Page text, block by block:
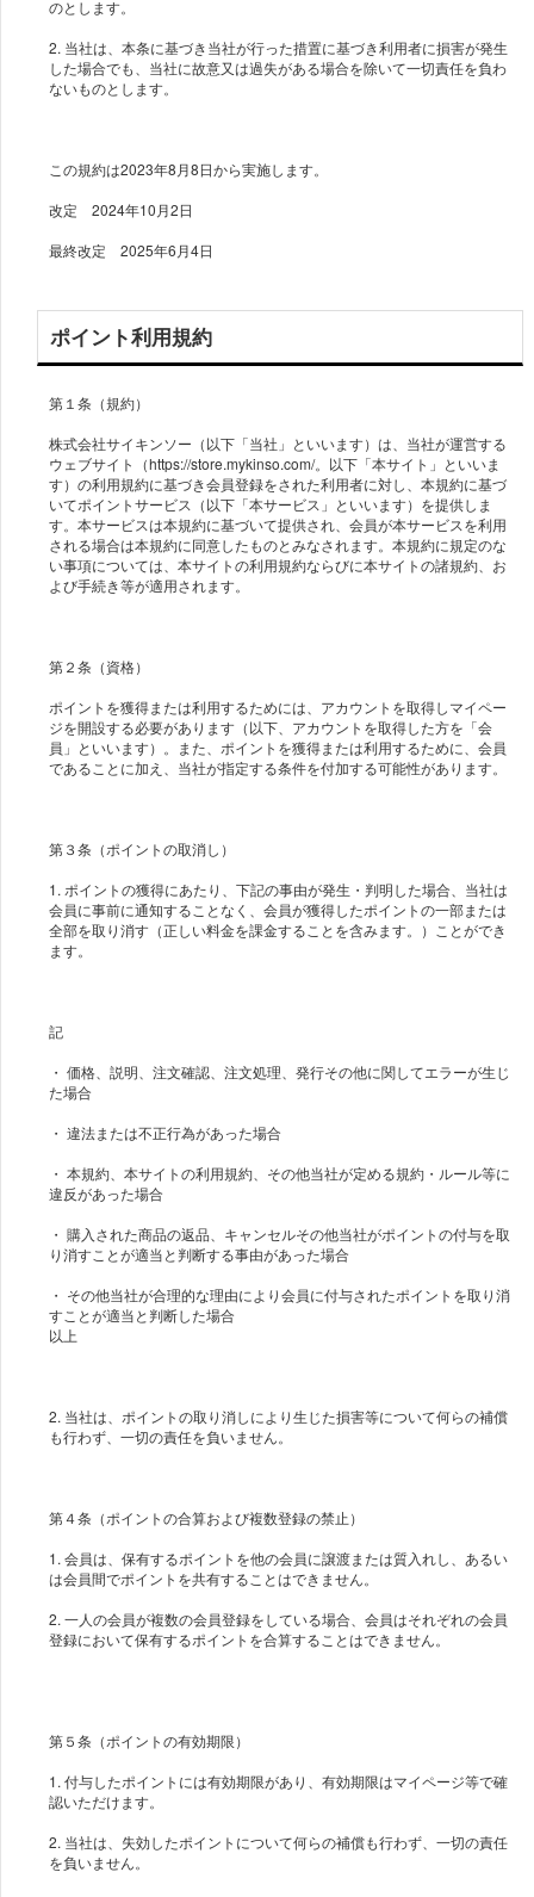
のとします。
2. 当社は、本条に基づき当社が行った措置に基づき利用者に損害が発生
した場合でも、当社に故意又は過失がある場合を除いて一切責任を負わ
ないものとします。
この規約は2023年8月8日から実施します。
改定 2024年10月2日
ポイント利用規約
第１条（規約）
株式会社サイキンソー（以下「当社」といいます）は、当社が運営する
ウェブサイト（https://store.mykinso.com/。以下「本サイト」といいま
す）の利用規約に基づき会員登録をされた利用者に対し、本規約に基づ
いてポイントサービス（以下「本サービス」といいます）を提供しま
す。本サービスは本規約に基づいて提供され、会員が本サービスを利用
される場合は本規約に同意したものとみなされます。本規約に規定のな
い事項については、本サイトの利用規約ならびに本サイトの諸規約、お
よび手続き等が適用されます。
第２条（資格）
ポイントを獲得または利用するためには、アカウントを取得しマイペー
ジを開設する必要があります（以下、アカウントを取得した方を「会
員」といいます）。また、ポイントを獲得または利用するために、会員
であることに加え、当社が指定する条件を付加する可能性があります。
第３条（ポイントの取消し）
1. ポイントの獲得にあたり、下記の事由が発生・判明した場合、当社は
会員に事前に通知することなく、会員が獲得したポイントの一部または
全部を取り消す（正しい料金を課金することを含みます。）ことができ
ます。
記
・ 価格、説明、注文確認、注文処理、発行その他に関してエラーが生じ
た場合
・ 違法または不正行為があった場合
・ 本規約、本サイトの利用規約、その他当社が定める規約・ルール等に
違反があった場合
・ 購入された商品の返品、キャンセルその他当社がポイントの付与を取
り消すことが適当と判断する事由があった場合
・ その他当社が合理的な理由により会員に付与されたポイントを取り消
すことが適当と判断した場合
以上
2. 当社は、ポイントの取り消しにより生じた損害等について何らの補償
も行わず、一切の責任を負いません。
第４条（ポイントの合算および複数登録の禁止）
1. 会員は、保有するポイントを他の会員に譲渡または質入れし、あるい
は会員間でポイントを共有することはできません。
2. 一人の会員が複数の会員登録をしている場合、会員はそれぞれの会員
登録において保有するポイントを合算することはできません。
第５条（ポイントの有効期限）
1. 付与したポイントには有効期限があり、有効期限はマイページ等で確
認いただけます。
2. 当社は、失効したポイントについて何らの補償も行わず、一切の責任
を負いません。